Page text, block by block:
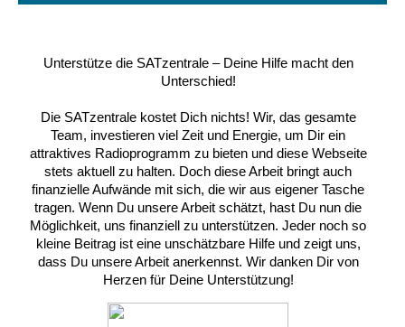
Unterstütze die SATzentrale – Deine Hilfe macht den
Unterschied!
Die SATzentrale kostet Dich nichts! Wir, das gesamte
Team, investieren viel Zeit und Energie, um Dir ein
attraktives Radioprogramm zu bieten und diese Webseite
stets aktuell zu halten. Doch diese Arbeit bringt auch
finanzielle Aufwände mit sich, die wir aus eigener Tasche
tragen. Wenn Du unsere Arbeit schätzt, hast Du nun die
Möglichkeit, uns finanziell zu unterstützen. Jeder noch so
kleine Beitrag ist eine unschätzbare Hilfe und zeigt uns,
dass Du unsere Arbeit anerkennst. Wir danken Dir von
Herzen für Deine Unterstützung!